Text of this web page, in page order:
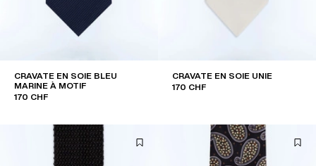
CRAVATE EN SOIE BLEU
MARINE À MOTIF
170 CHF
CRAVATE EN SOIE UNIE
170 CHF